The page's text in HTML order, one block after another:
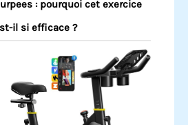
: pourquoi cet exercice
il si efficace ?